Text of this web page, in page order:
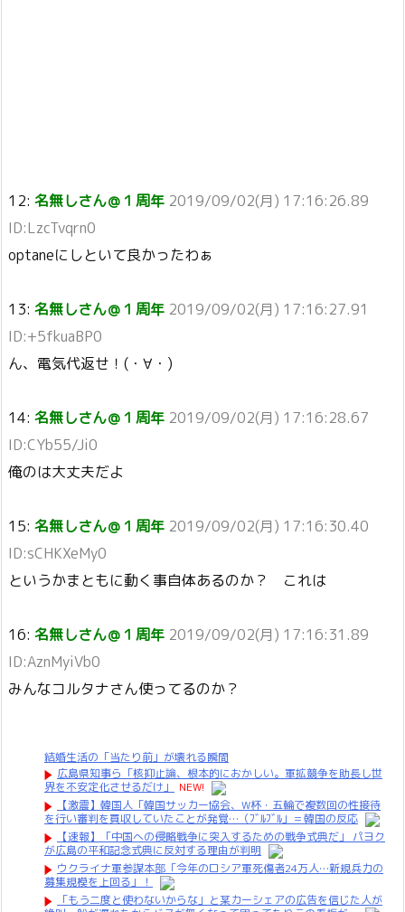
12: 名無しさん＠１周年 2019/09/02(月) 17:16:26.89
ID:LzcTvqrn0
optaneにしといて良かったわぁ
13: 名無しさん＠１周年 2019/09/02(月) 17:16:27.91
ID:+5fkuaBP0
ん、電気代返せ！(・∀・)
14: 名無しさん＠１周年 2019/09/02(月) 17:16:28.67
ID:CYb55/Ji0
俺のは大丈夫だよ
15: 名無しさん＠１周年 2019/09/02(月) 17:16:30.40
ID:sCHKXeMy0
というかまともに動く事自体あるのか？ これは
16: 名無しさん＠１周年 2019/09/02(月) 17:16:31.89
ID:AznMyiVb0
みんなコルタナさん使ってるのか？
結婚生活の「当たり前」が壊れる瞬間
広島県知事ら「核抑止論、根本的におかしい。軍拡競争を助長し世
界を不安定化させるだけ」
NEW!
【激震】韓国人「韓国サッカー協会、W杯・五輪で複数回の性接待
を行い審判を買収していたことが発覚…（ﾌﾞﾙﾌﾞﾙ」＝韓国の反応
【速報】「中国への侵略戦争に突入するための戦争式典だ」 パヨク
が広島の平和記念式典に反対する理由が判明
ウクライナ軍参謀本部「今年のロシア軍死傷者24万人…新規兵力の
募集規模を上回る」！
「もう二度と使わないからな」と某カーシェアの広告を信じた人が